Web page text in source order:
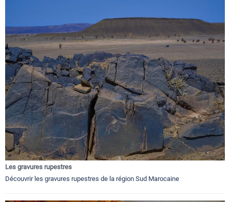
Les gravures rupestres
Découvrir les gravures rupestres de la région Sud Marocaine